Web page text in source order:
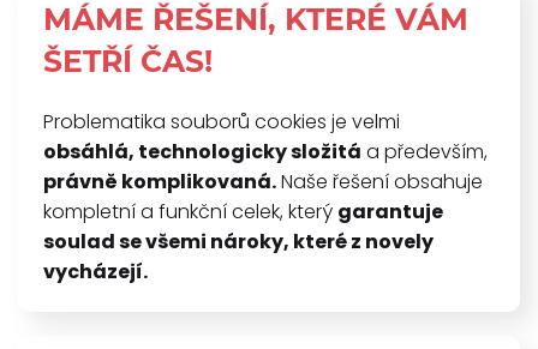
MÁME ŘEŠENÍ, KTERÉ VÁM
ŠETŘÍ ČAS!
Problematika souborů cookies je velmi
obsáhlá, technologicky složitá a především,
právně komplikovaná.Naše řešení obsahuje
kompletní a funkční celek, který garantuje
soulad se všemi nároky, které z novely
vycházejí.